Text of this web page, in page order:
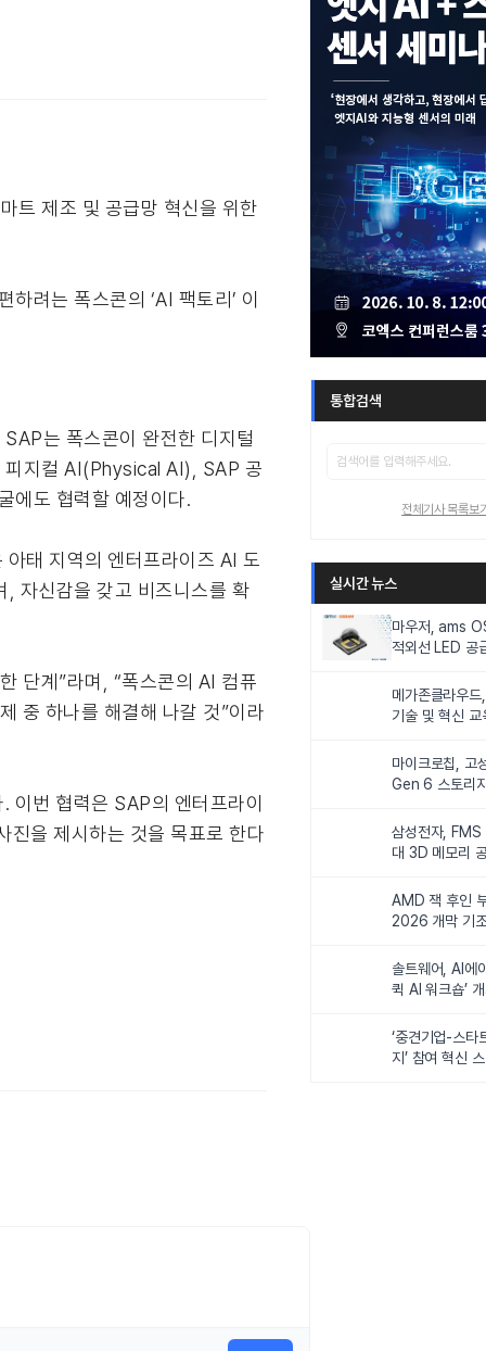
트 제조 및 공급망 혁신을 위한
려는 폭스콘의 ‘AI 팩토리’ 이
는 폭스콘이 완전한 디지털
피지컬 AI(Physical AI), SAP 공
에도 협력할 예정이다.
태 지역의 엔터프라이즈 AI 도
, 자신감을 갖고 비즈니스를 확
단계”라며, “폭스콘의 AI 컴퓨
중 하나를 해결해 나갈 것”이라
번 협력은 SAP의 엔터프라이
진을 제시하는 것을 목표로 한다
통합검색
전체기사 목록보
실시간 뉴스
마우저, ams
적외선 LED 공
메가존클라우드
기술 및 혁신
마이크로칩, 고
Gen 6 스토리
삼성전자,
대 3D 메모리
AMD 잭 후인
2026 개막 기
솔트웨어, AI에
퀵 AI 워크숍’
‘중견기업-스타
지’ 참여 혁신